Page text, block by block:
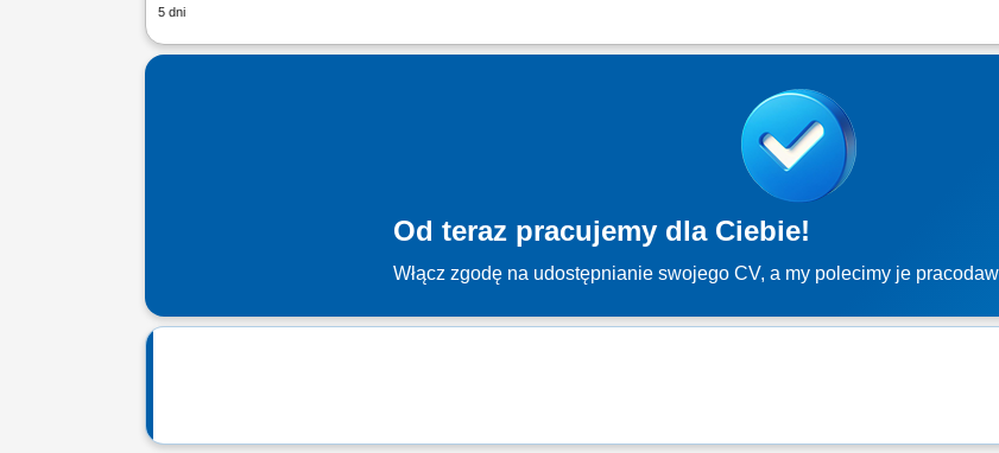
5 dni
Zakres obowiązków: Aktywna sprzedaż produktów i usług dla uczelni wyższych, zarówno w Polsce jak i za
Od teraz pracujemy dla Ciebie!
Włącz zgodę na udostępnianie swojego CV, a my polecimy je